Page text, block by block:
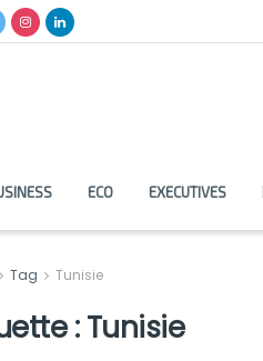
ECO EXECUTIVES
Tag Tunisie
:Tunisie